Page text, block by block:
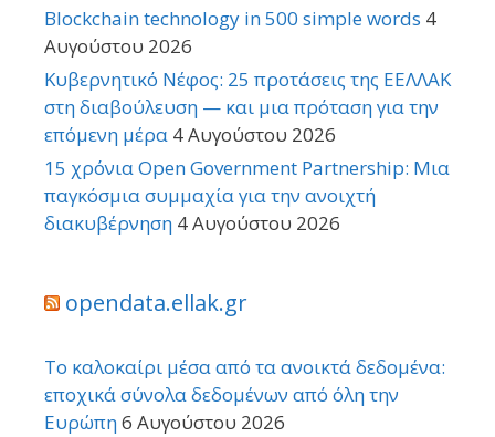
Blockchain technology in 500 simple words 4
Αυγούστου 2026
Κυβερνητικό Νέφος: 25 προτάσεις της ΕΕΛΛΑΚ
στη διαβούλευση — και μια πρόταση για την
επόμενη μέρα 4 Αυγούστου 2026
15 χρόνια Open Government Partnership: Μια
παγκόσμια συμμαχία για την ανοιχτή
διακυβέρνηση 4 Αυγούστου 2026
opendata.ellak.gr
Το καλοκαίρι μέσα από τα ανοικτά δεδομένα:
εποχικά σύνολα δεδομένων από όλη την
Ευρώπη6 Αυγούστου 2026